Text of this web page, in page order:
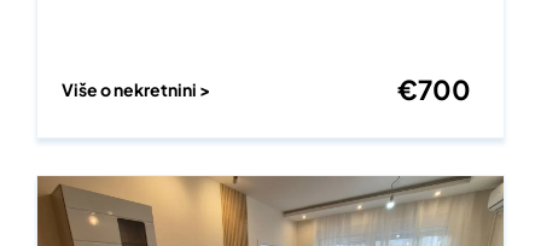
Više o nekretnini > €700